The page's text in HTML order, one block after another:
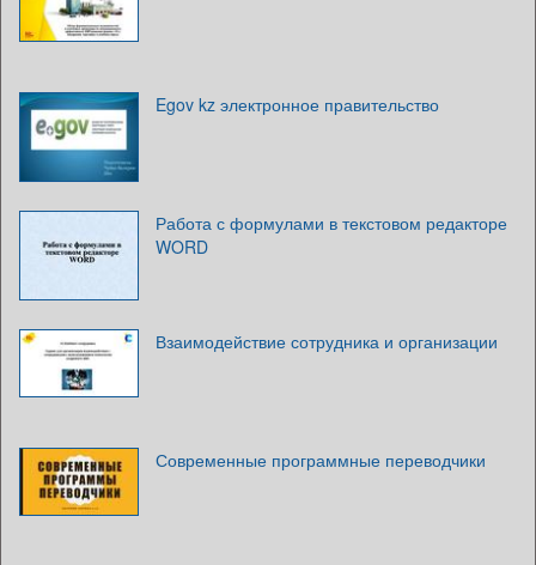
Egov kz электронное правительство
Работа с формулами в текстовом редакторе
WORD
Взаимодействие сотрудника и организации
Современные программные переводчики